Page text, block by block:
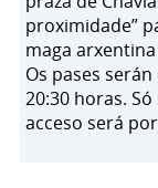
proximidade”
maga
Os pases
20:30 horas.
acceso será